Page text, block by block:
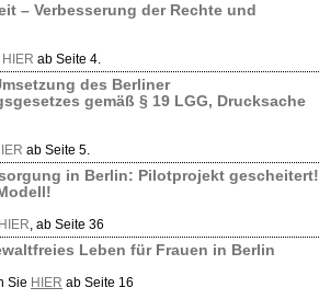
– Verbesserung der Rechte und
HIER ab Seite 4.
des Berliner
gemäß § 19 LGG, Drucksache
ab Seite 5.
in Berlin: Pilotprojekt gescheitert!
HIER, ab Seite 36
Leben für Frauen in Berlin
Sie HIER ab Seite 16